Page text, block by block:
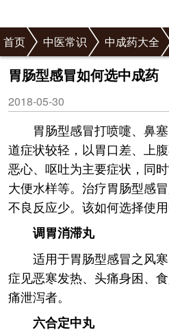
首页 中医常识 中成药大全
胃肠型感冒如何选中成药
2018-05-30
胃肠型感冒打喷嚏、鼻
道症状较轻，以胃口差、上
恶心、呕吐为主要症状，同
大便水样等。治疗胃肠型感
不良反应少。该如何选择使
调胃消滞丸
适用于胃肠型感冒之风
症见恶寒发热、头痛身困、
痛泄泻者。
六合定中丸